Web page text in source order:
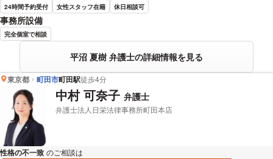
24時間予約受付 女性スタッフ在籍 休日相談可
事務所設備
完全個室で相談
平沼 夏樹 弁護士の詳細情報を見る
東京都 町田市町田駅徒歩4分
中村 可奈子 弁護士
弁護士法人日栄法律事務所町田本店
性格の不一致 のご相談は